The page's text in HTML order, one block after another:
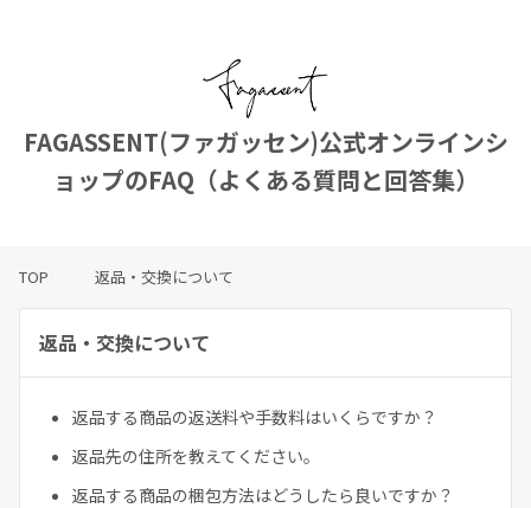
FAGASSENT(ファガッセン)公式オンラインシ
ョップのFAQ（よくある質問と回答集）
TOP 返品・交換について
返品・交換について
返品する商品の返送料や手数料はいくらですか？
返品先の住所を教えてください。
返品する商品の梱包方法はどうしたら良いですか？